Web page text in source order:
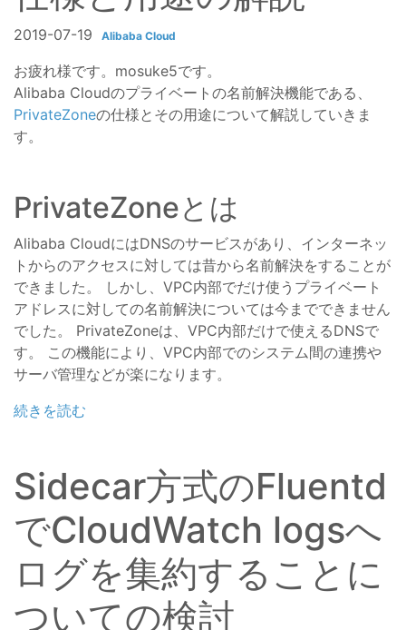
2019-07-19 Alibaba Cloud
お疲れ様です。mosuke5です。
Alibaba Cloudのプライベートの名前解決機能である、
PrivateZoneの仕様とその用途について解説していきま
す。
PrivateZoneとは
Alibaba CloudにはDNSのサービスがあり、インターネッ
トからのアクセスに対しては昔から名前解決をすることが
できました。 しかし、VPC内部でだけ使うプライベート
アドレスに対しての名前解決については今までできません
でした。 PrivateZoneは、VPC内部だけで使えるDNSで
す。 この機能により、VPC内部でのシステム間の連携や
サーバ管理などが楽になります。
続きを読む
Sidecar方式のFluentd
でCloudWatch logsへ
ログを集約することに
ついての検討